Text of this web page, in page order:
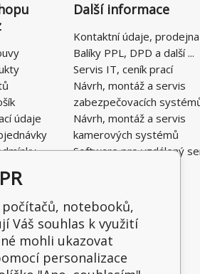
údaje
SHOPU
Další informace
Kontaktní údaje, prodejna
Balíky PPL, DPD a další ...
Servis IT, ceník prací
Návrh, montáž a servis
zabezpečovacích
Návrh, montáž a servis
kamerových systémů
Software pro vzdálený
notebooků,
Váš souhlas k využití
mohli ukazovat
personalizace